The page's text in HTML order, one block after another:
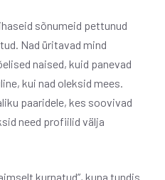
sõnumeid pettunud
Nad üritavad mind
naised, kuid panevad
kui nad oleksid mees.
paaridele, kes soovivad
need profiilid välja
kurnatud”, kuna tundis